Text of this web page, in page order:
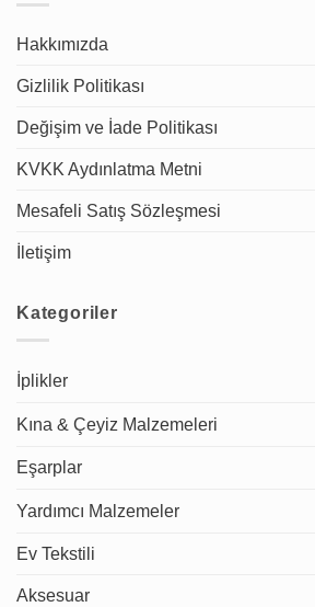
Hakkımızda
Gizlilik Politikası
Değişim ve İade Politikası
KVKK Aydınlatma Metni
Mesafeli Satış Sözleşmesi
İletişim
Kategoriler
İplikler
Kına & Çeyiz Malzemeleri
Eşarplar
Yardımcı Malzemeler
Ev Tekstili
Aksesuar